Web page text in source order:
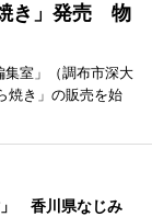
き」発売 物
室」（調布市深大
焼き」の販売を始
」 香川県なじみ